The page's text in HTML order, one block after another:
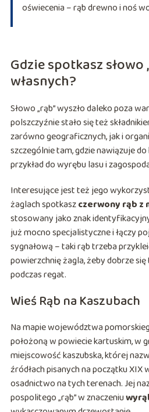
oświecenia – rąb drewno i noś
Gdzie spotkasz słowo
własnych?
Słowo „rąb” wyszło daleko poza
polszczyźnie stało się też
zarówno geograficznych, jak i
szczególnie tam, gdzie nawiązuje
przykład do wyrębu lasu i
Interesujące jest też jego
żaglach spotkaszczerwony rąb z
stosowany jako znak
już mocno specjalistyczne i łączy
sygnałową – taki rąb trzeba
powierzchnię żagla, żeby dobrze
podczas regat.
Wieś Rąb na Kaszubach
Na mapie województwa
położoną w powiecie kartuskim, w
miejscowość kaszubska, której
źródłach pisanych na początku XIX
osadnictwo na tych terenach. Jej
pospolitego „rąb” w znaczeniu